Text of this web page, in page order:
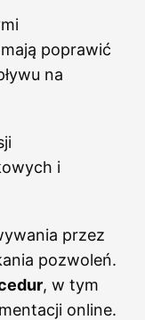
poprawić
na
i
przez
pozwoleń.
, w tym
online.